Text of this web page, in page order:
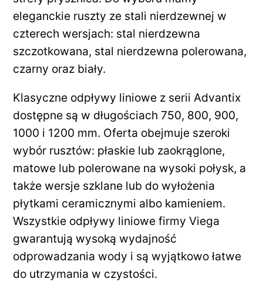
eleganckie ruszty ze stali nierdzewnej w
czterech wersjach: stal nierdzewna
szczotkowana, stal nierdzewna polerowana,
czarny oraz biały.
Klasyczne odpływy liniowe z serii Advantix
dostępne są w długościach 750, 800, 900,
1000 i 1200 mm. Oferta obejmuje szeroki
wybór rusztów: płaskie lub zaokrąglone,
matowe lub polerowane na wysoki połysk, a
także wersje szklane lub do wyłożenia
płytkami ceramicznymi albo kamieniem.
Wszystkie odpływy liniowe firmy Viega
gwarantują wysoką wydajność
odprowadzania wody i są wyjątkowo łatwe
do utrzymania w czystości.